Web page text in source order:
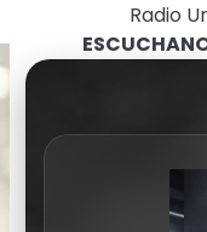
Radio